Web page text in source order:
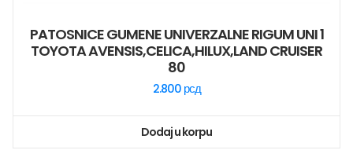
PATOSNICE GUMENE UNIVERZALNE RIGUM UNI 1
TOYOTA AVENSIS,CELICA,HILUX,LAND CRUISER
80
2.800 рсд
Dodaj u korpu